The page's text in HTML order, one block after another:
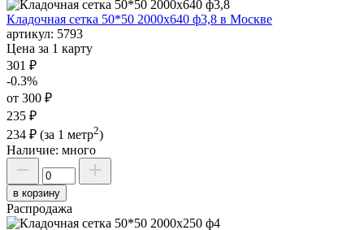
Кладочная сетка 50*50 2000х640 ф3,8 в Москве
артикул: 5793
Цена за 1 карту
301 ₽
-0.3%
от 300 ₽
235 ₽
234 ₽ (за 1 метр2)
Наличие: много
в корзину
Распродажа